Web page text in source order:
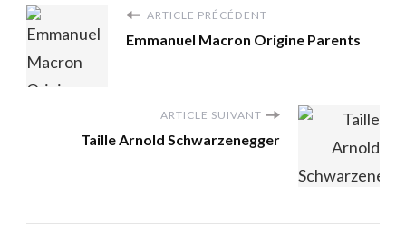
ARTICLE PRÉCÉDENT
Emmanuel Macron Origine Parents
ARTICLE SUIVANT
Taille Arnold Schwarzenegger